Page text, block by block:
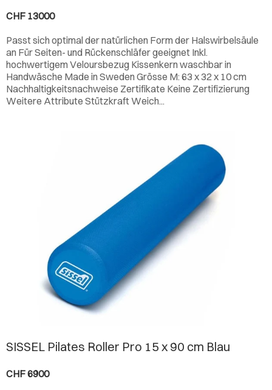
CHF 13000
Passt sich optimal der natürlichen Form der Halswirbelsäule
an Für Seiten- und Rückenschläfer geeignet Inkl.
hochwertigem Veloursbezug Kissenkern waschbar in
Handwäsche Made in Sweden Grösse M: 63 x 32 x 10 cm
Nachhaltigkeitsnachweise Zertifikate Keine Zertifizierung
Weitere Attribute Stützkraft Weich...
SISSEL Pilates Roller Pro 15 x 90 cm Blau
CHF 6900